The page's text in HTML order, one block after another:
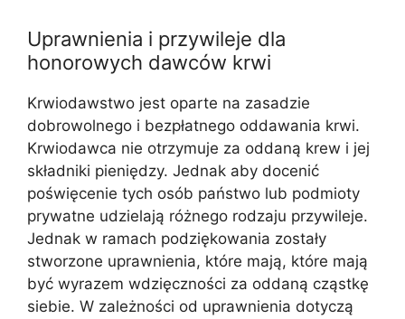
Uprawnienia i przywileje dla
honorowych dawców krwi
Krwiodawstwo jest oparte na zasadzie
dobrowolnego i bezpłatnego oddawania krwi.
Krwiodawca nie otrzymuje za oddaną krew i jej
składniki pieniędzy. Jednak aby docenić
poświęcenie tych osób państwo lub podmioty
prywatne udzielają różnego rodzaju przywileje.
Jednak w ramach podziękowania zostały
stworzone uprawnienia, które mają, które mają
być wyrazem wdzięczności za oddaną cząstkę
siebie. W zależności od uprawnienia dotyczą